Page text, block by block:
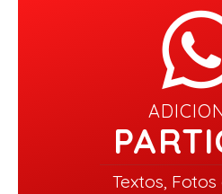
Textos,